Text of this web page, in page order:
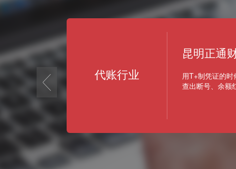
代账行业
昆明正通
用T+制凭证的
查出断号、余额